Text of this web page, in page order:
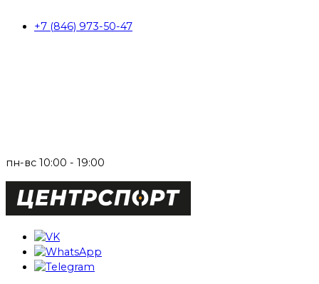
+7 (846) 973-50-47
пн-вс 10:00 - 19:00